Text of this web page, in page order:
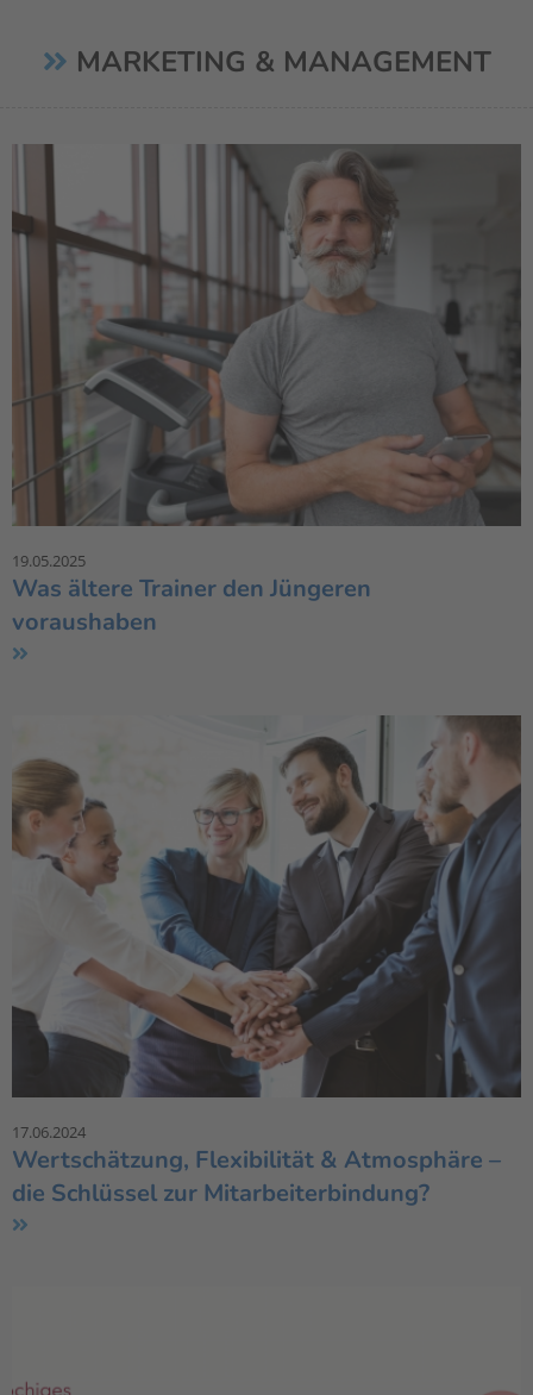
MARKETING & MANAGEMENT
19.05.2025
Was ältere Trainer den Jüngeren
voraushaben
17.06.2024
Wertschätzung, Flexibilität & Atmosphäre –
die Schlüssel zur Mitarbeiterbindung?